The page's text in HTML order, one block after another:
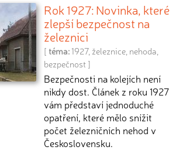
Rok 1927: Novinka, které
zlepší bezpečnost na
železnici
[ téma: 1927, železnice nehoda
bezpečnost ]
Bezpečnosti na kolejích není
nikdy dost. Článek z roku 1927
vám představí jednoduché
opatření, které mělo snížit
počet železničních nehod v
Československu.